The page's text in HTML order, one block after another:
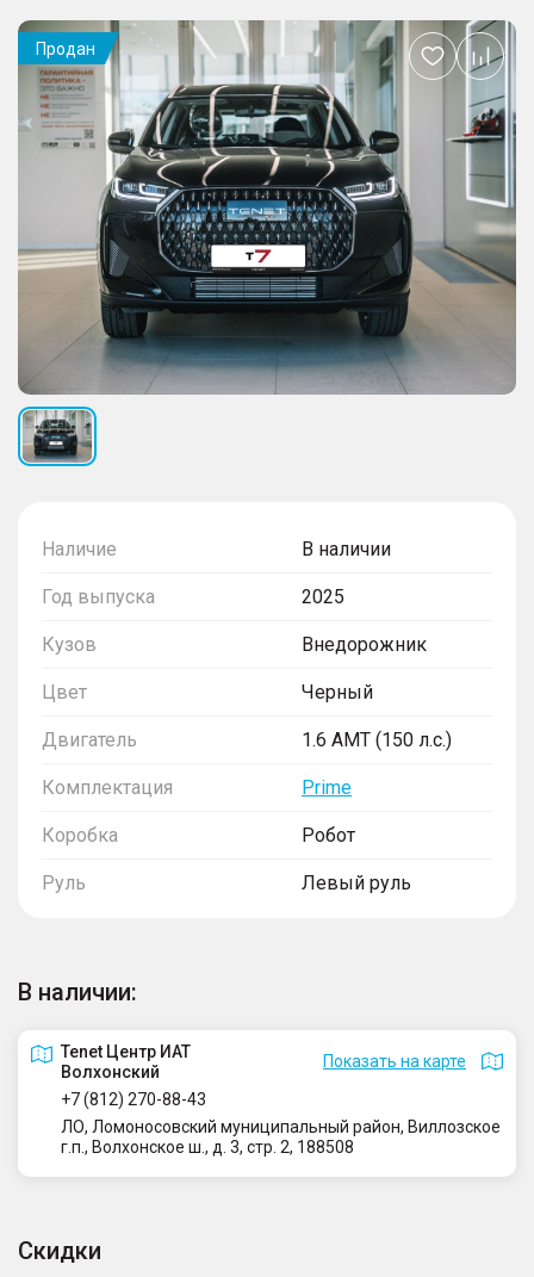
Наличие В наличии
Год выпуска 2025
Кузов Внедорожник
Цвет Черный
Двигатель 1.6 AMT (150 л.с.)
Комплектация Prime
Коробка Робот
Руль Левый руль
В наличии:
Tenet Центр ИАТ
Волхонский
Показать на карте
+7 (812) 270-88-43
ЛО, Ломоносовский муниципальный район, Виллозское
г.п., Волхонское ш., д. 3, стр. 2, 188508
Скидки
Продан
Добавить
в
избранное